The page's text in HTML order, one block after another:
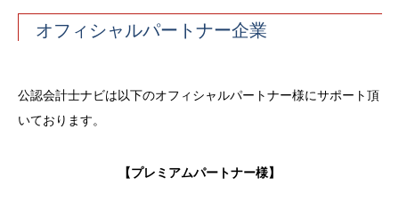
オフィシャルパートナー企業
公認会計士ナビは以下のオフィシャルパートナー様にサポート頂
いております。
【プレミアムパートナー様】